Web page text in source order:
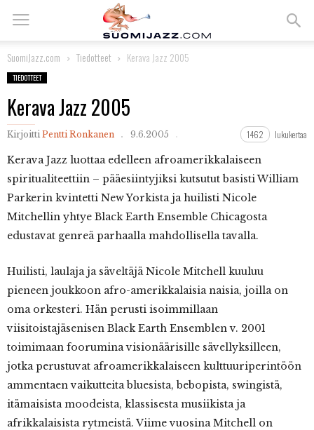
SuomiJazz.com Tiedotteet Kerava Jazz 2005
TIEDOTTEET
Kerava Jazz 2005
Kirjoitti Pentti Ronkanen 9.6.2005 1462 lukukertaa
KeravaJazz luottaa edelleen afroamerikkalaiseen
spiritualiteettiin – pääesiintyjiksi kutsutut basisti William
Parkerin kvintetti New Yorkista ja huilisti Nicole
Mitchellin yhtye Black Earth Ensemble Chicagosta
edustavat genreä parhaalla mahdollisella tavalla.
Huilisti, laulaja ja säveltäjä Nicole Mitchell kuuluu
pieneen joukkoon afro-amerikkalaisia naisia, joilla on
oma orkesteri. Hän perusti isoimmillaan
viisitoistajäsenisen Black Earth Ensemblen v. 2001
toimimaan foorumina visionäärisille sävellyksilleen,
jotka perustuvat afroamerikkalaiseen kulttuuriperintöön
ammentaen vaikutteita bluesista, bebopista, swingistä,
itämaisista moodeista, klassisesta musiikista ja
afrikkalaisista rytmeistä. Viime vuosina Mitchell on